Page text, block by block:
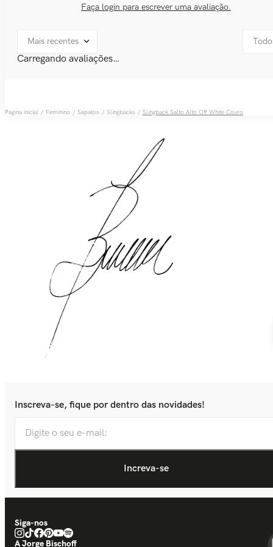
Faça login para escrever uma avaliação.
Mais recentes
Carregando avaliações…
Feminino Sapatos Slingbacks Slingback Salto Alto Off White Couro
Inscreva-se, fique por dentro das novidades!
Siga-nos
A Jorge Bischoff